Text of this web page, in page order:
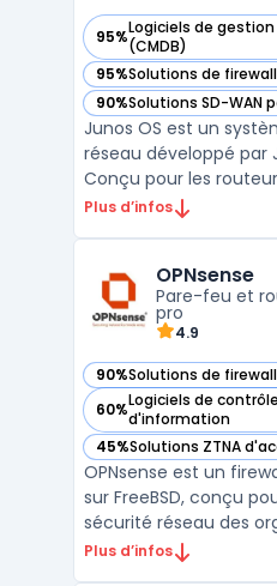
95%Logiciels de
(CMDB)
— voir Junos OS dans
95%Solutions de
— voir Junos OS dans
90%Solutions SD-WAN
— voir Junos OS dans
Junos OS est un
réseau développé par
Conçu pour les
pare-feu de la
FreeBSD, il offre un
et une programma ...
Plus d’infos
OPNsense
Pare-feu et
pro
4.9
90%Solutions de
— voir OPNsense dans
60%Logiciels de
d'information
— voir OPNsense dans
45%Solutions ZTNA
— voir OPNsense dans
OPNsense est un
sur FreeBSD, conçu
sécurité réseau des
propose un pare-feu
Plus d’infos